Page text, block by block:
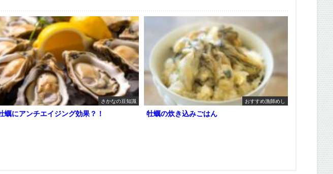
さかなの豆知識
蠣にアンチエイジング効果？！
おすすめ漁師めし
牡蠣の炊き込みごはん